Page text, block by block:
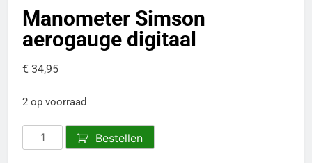
Manometer Simson
aerogauge digitaal
€ 34,95
2 op voorraad
Manometer
Simson
Bestellen